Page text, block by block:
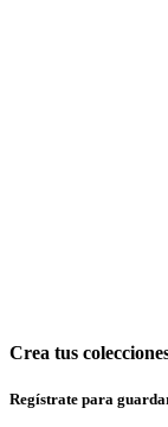
Crea tus
Regístrate para